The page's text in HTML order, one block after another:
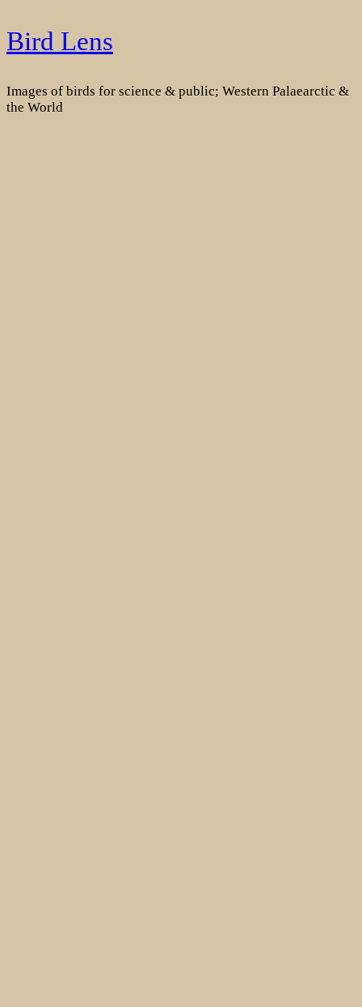
Skip
to
Bird Lens
Images of birds for science & public; Western Palaearctic &
the World